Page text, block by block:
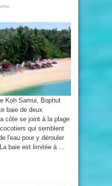
Koh Samui, Bophut
baie de deux
côte se joint à la plage
qui semblent
l'eau pour y dérouler
baie est limitée à ...